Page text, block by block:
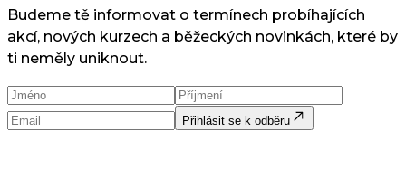
Budeme tě informovat o termínech probíhajících
akcí, nových kurzech a běžeckých novinkách, které by
ti neměly uniknout.
Přihlásit se k odběru